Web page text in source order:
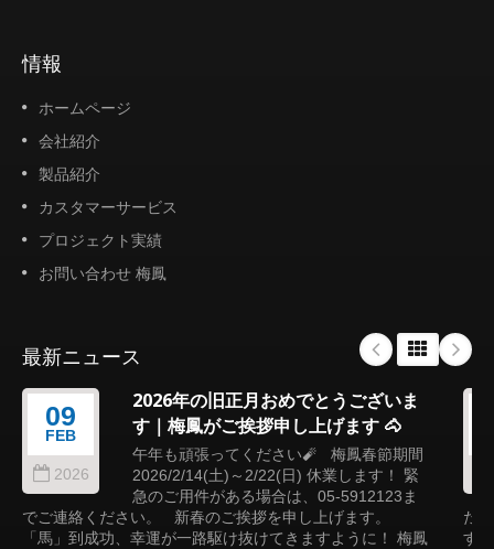
情報
ホームページ
会社紹介
製品紹介
カスタマーサービス
プロジェクト実績
お問い合わせ 梅鳳
最新ニュース
09
FEB
2026
2026年の旧正月おめでとうございま
す｜梅鳳がご挨拶申し上げます 🐴
午年も頑張ってください🧨 梅鳳春節期間
2026/2/14(土)～2/22(日) 休業します！ 緊
急のご用件がある場合は、05-5912123ま
でご連絡ください。 新春のご挨拶を申し上げます。
「馬」到成功、幸運が一路駆け抜けてきますように！ 梅鳳
た
す